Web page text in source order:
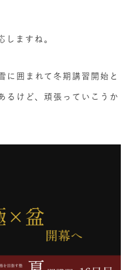
しますね。
に囲まれて冬期講習開始と
るけど、頑張っていこうか